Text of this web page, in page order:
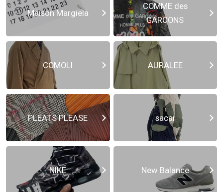
Maison Margiela
COMME des
GARCONS
COMOLI AURALEE
PLEATS PLEASE sacai
NIKE New Balance